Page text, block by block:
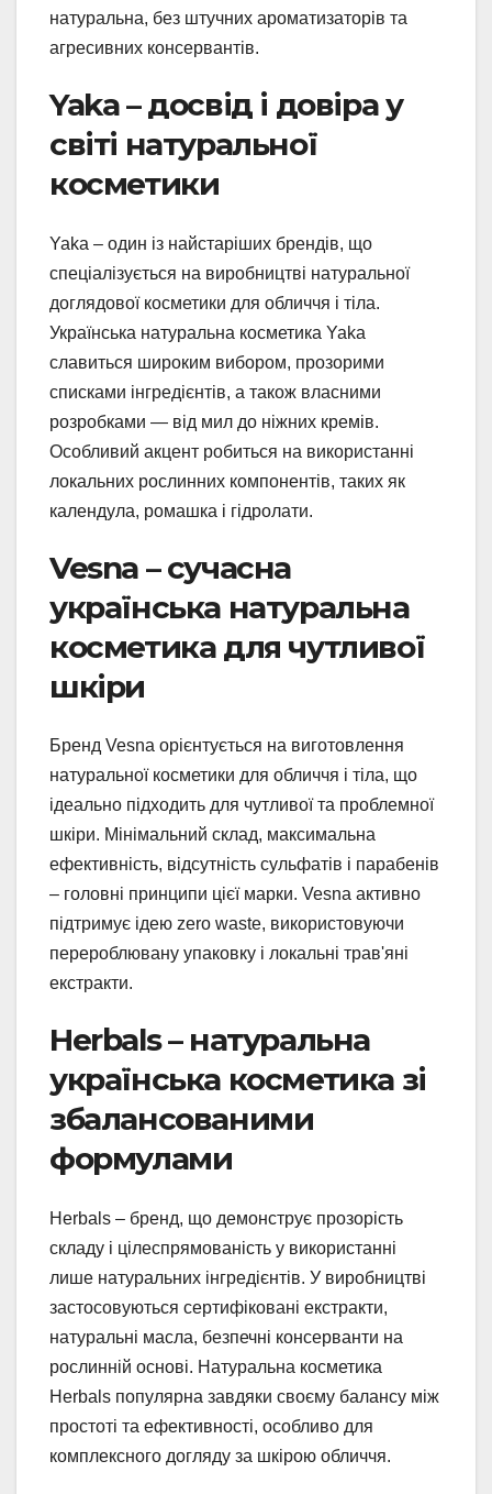
натуральна, без штучних ароматизаторів та
агресивних консервантів.
Yaka – досвід і довіра у
світі натуральної
косметики
Yaka – один із найстаріших брендів, що
спеціалізується на виробництві натуральної
доглядової косметики для обличчя і тіла.
Українська натуральна косметика Yaka
славиться широким вибором, прозорими
списками інгредієнтів, а також власними
розробками — від мил до ніжних кремів.
Особливий акцент робиться на використанні
локальних рослинних компонентів, таких як
календула, ромашка і гідролати.
Vesna – сучасна
українська натуральна
косметика для чутливої
шкіри
Бренд Vesna орієнтується на виготовлення
натуральної косметики для обличчя і тіла, що
ідеально підходить для чутливої та проблемної
шкіри. Мінімальний склад, максимальна
ефективність, відсутність сульфатів і парабенів
– головні принципи цієї марки. Vesna активно
підтримує ідею zero waste, використовуючи
перероблювану упаковку і локальні трав'яні
екстракти.
Herbals – натуральна
українська косметика зі
збалансованими
формулами
Herbals – бренд, що демонструє прозорість
складу і цілеспрямованість у використанні
лише натуральних інгредієнтів. У виробництві
застосовуються сертифіковані екстракти,
натуральні масла, безпечні консерванти на
рослинній основі. Натуральна косметика
Herbals популярна завдяки своєму балансу між
простоті та ефективності, особливо для
комплексного догляду за шкірою обличчя.